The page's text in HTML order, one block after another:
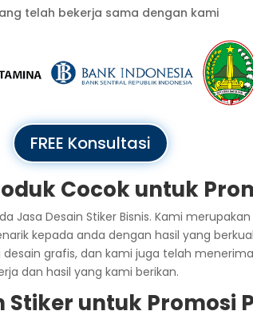
telah bekerja sama dengan kami
FREE Konsultasi
Cocok untuk
Jasa Desain Stiker Bisnis. Kami
kepada anda dengan hasil yang
grafis, dan kami juga telah
dan hasil yang kami berikan.
Stiker untuk Promosi